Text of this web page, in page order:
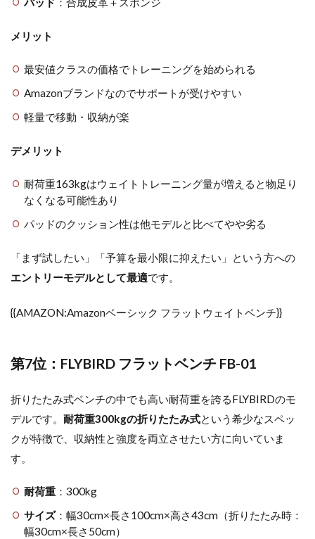
メリット
最安値クラスの価格でトレーニングを始められる
Amazonブランドなのでサポートが受けやすい
軽量で移動・収納が楽
デメリット
耐荷重163kgはウェイトトレーニング量が増えると物足り
なくなる可能性あり
パッドのクッション性は他モデルと比べてやや劣る
「まず試したい」「予算を最小限に抑えたい」という方への
エントリーモデルとして最適です。
{{AMAZON:Amazonベーシック フラットウェイトベンチ}}
第7位：FLYBIRD フラットベンチ FB-01
折りたたみ式ベンチの中でも高い耐荷重を誇るFLYBIRDのモ
デルです。 耐荷重300kgの折りたたみ式という希少なスペッ
クが特徴で、収納性と強度を両立させたい方に向いていま
す。
耐荷重：300kg
サイズ：幅30cm×長さ100cm×高さ43cm（折りたたみ時：
幅30cm×長さ50cm）